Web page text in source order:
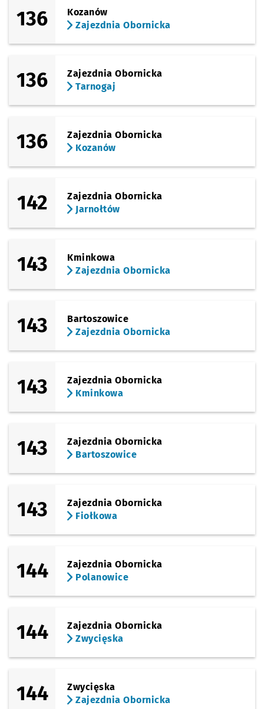
136
Kozanów
Zajezdnia Obornicka
136
Zajezdnia Obornicka
Tarnogaj
136
Zajezdnia Obornicka
Kozanów
142
Zajezdnia Obornicka
Jarnołtów
143
Kminkowa
Zajezdnia Obornicka
143
Bartoszowice
Zajezdnia Obornicka
143
Zajezdnia Obornicka
Kminkowa
143
Zajezdnia Obornicka
Bartoszowice
143
Zajezdnia Obornicka
Fiołkowa
144
Zajezdnia Obornicka
Polanowice
144
Zajezdnia Obornicka
Zwycięska
144
Zwycięska
Zajezdnia Obornicka